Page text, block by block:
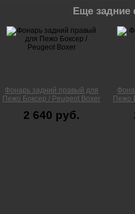
Еще задние
Фонарь задний правый для
Пежо Боксер / Peugeot Boxer
2 640 руб.
Пежо